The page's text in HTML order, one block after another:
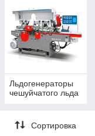
Льдогенераторы
чешуйчатого льда
Сортировка